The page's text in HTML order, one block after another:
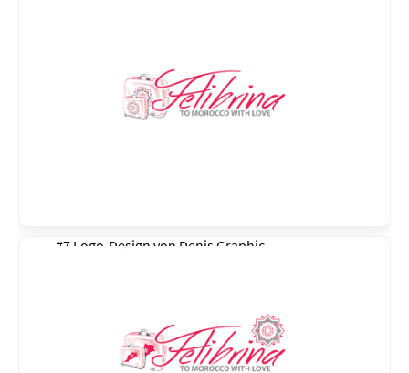
#7 Logo-Design von Denis Graphic